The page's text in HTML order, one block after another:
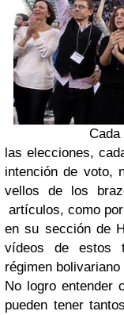
Cada vez
las elecciones,
intención de voto,
vellos de los
artículos, como
en su sección de
vídeos de estos
régimen
No logro entender
pueden tener